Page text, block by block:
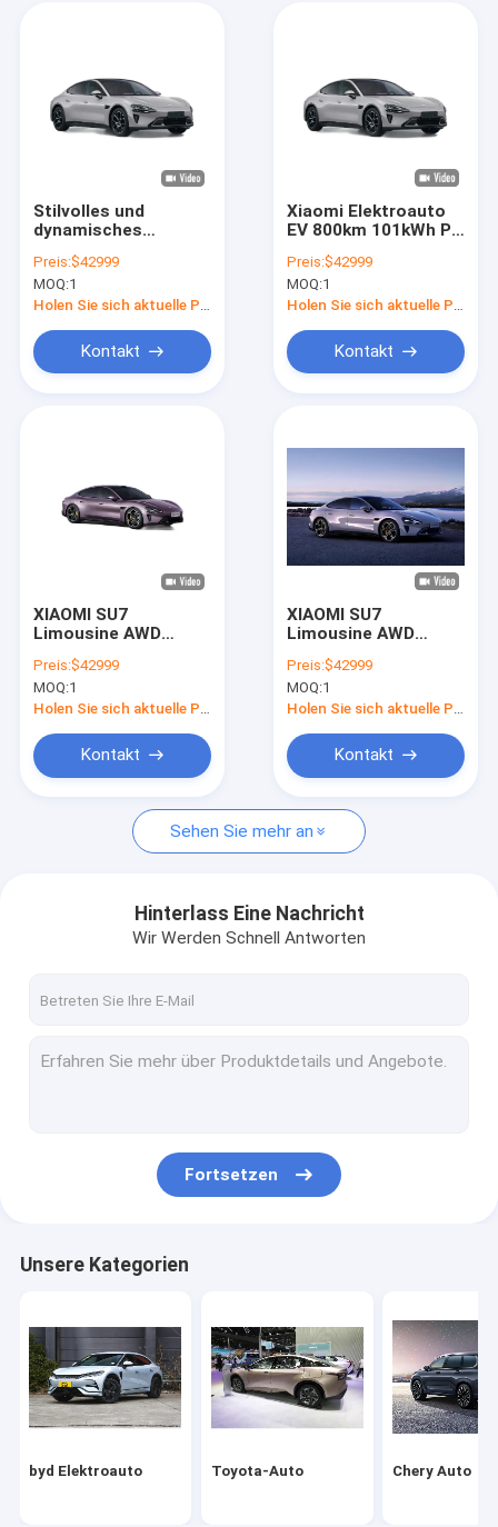
Videos
Referenzen
byd Elektroauto
Chery Auto
Lixiang Elektroauto
Mercedes-Auto
Seres Elektroauto
Lynk & Co Elektroauto
Stilvolles und
dynamisches
Xiaomi für
nachhaltige Mobilität
Preis:$42999
MOQ:1
Holen Sie sich aktuelle Preis
Kontakt
Xiaomi Elektroauto
EV 800km 101kWh PS
AWD LHD
Allradantrieb AWD
Limousine Neues
Preis:$42999
MOQ:1
Holen Sie sich aktuelle Preis
Kontakt
XIAOMI SU7
Limousine AWD
SUV 800km 101kWh
PS 495kw/838nm R19
Preis:$42999
MOQ:1
Holen Sie sich aktuelle Preis
Kontakt
XIAOMI SU7
Limousine AWD
SUV 800km 101kWh
PS 495kw/838nm R19
Preis:$42999
MOQ:1
Holen Sie sich aktuelle Preis
Kontakt
Sehen Sie mehr an
Hinterlass Eine Nachricht
Wir Werden Schnell Antworten
Fortsetzen
Unsere Kategorien
byd Elektroauto Toyota-Auto Chery Auto